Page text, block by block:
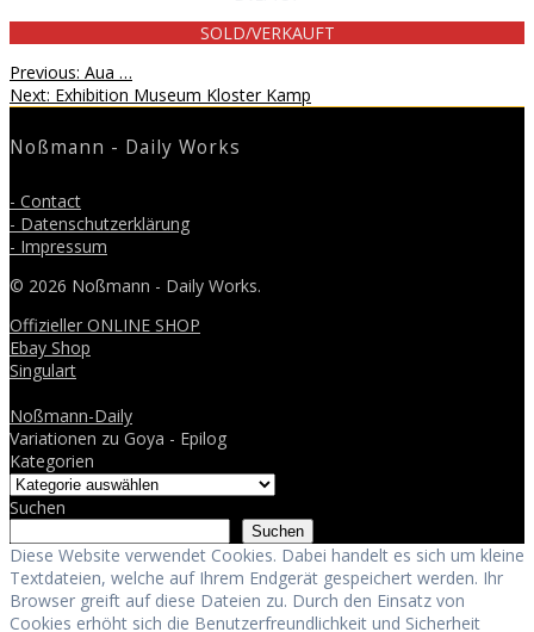
SOLD/VERKAUFT
Beitragsnavigation
Previous: Previous
post:
Aua …
Next: Next
Exhibition Museum Kloster Kamp
Noßmann - Daily Works
- Contact
- Datenschutzerklärung
- Impressum
© 2026 Noßmann - Daily Works.
Offizieller ONLINE SHOP
Ebay Shop
Singulart
Noßmann-Daily
Variationen zu Goya - Epilog
Kategorien
Suchen
Suchen
Diese Website verwendet Cookies. Dabei handelt es sich um kleine
Textdateien, welche auf Ihrem Endgerät gespeichert werden. Ihr
Browser greift auf diese Dateien zu. Durch den Einsatz von
Cookies erhöht sich die Benutzerfreundlichkeit und Sicherheit